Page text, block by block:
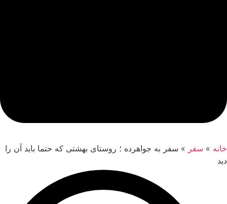
خانه » سفر » سفر به جواهرده ؛ روستای بهشتی که حتما باید آن را
دید